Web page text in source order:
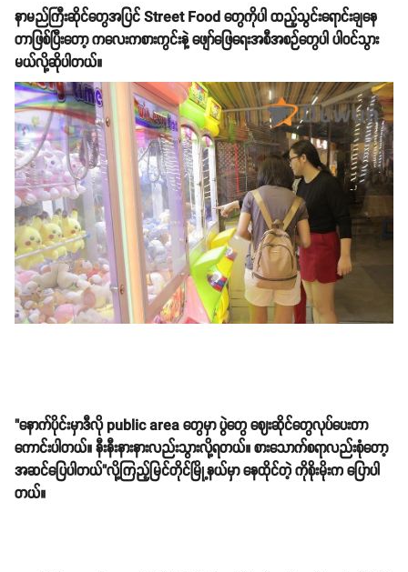
နာမည်ကြီးဆိုင်တွေအပြင် Street Food တွေကိုပါ ထည့်သွင်းရောင်းချနေ
တာဖြစ်ပြီးတော့ ကလေးကစားကွင်းနဲ့ ဖျော်ဖြေရေးအစီအစဉ်တွေပါ ပါဝင်သွား
မယ်လို့ဆိုပါတယ်။
"နောက်ပိုင်းမှာဒီလို public area တွေမှာ ပွဲတွေ ဈေးဆိုင်တွေလုပ်ပေးတာ
ကောင်းပါတယ်။ နီးနီးနားနားလည်းသွားလို့ရတယ်။ စားသောက်စရာလည်းစုံတော့
အဆင်ပြေပါတယ်"လို့ကြည့်မြင်တိုင်မြို့နယ်မှာ နေထိုင်တဲ့ ကိုစိုးမိုးက ပြောပါ
တယ်။